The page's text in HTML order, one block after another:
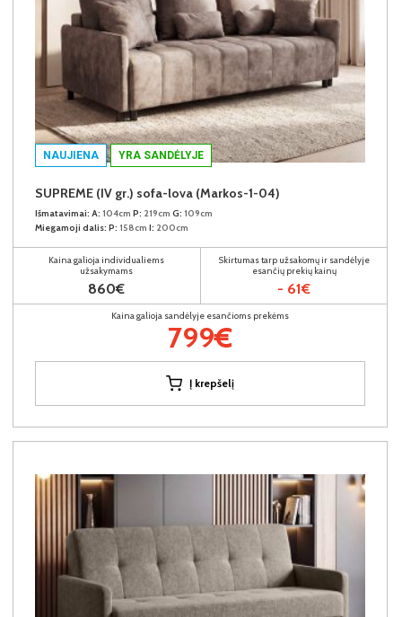
NAUJIENA YRA SANDĖLYJE
SUPREME (IV gr.) sofa-lova (Markos-1-04)
Išmatavimai: A: 104cm P: 219cm G: 109cm
Miegamoji dalis: P: 158cm I: 200cm
Kaina galioja individualiems
užsakymams
860€
Skirtumas tarp užsakomų ir sandėlyje
esančių prekių kainų
- 61€
Kaina galioja sandėlyje esančioms prekėms
799€
Į krepšelį